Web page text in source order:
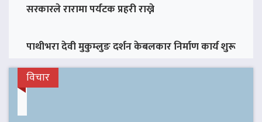
सरकारले रारामा पर्यटक प्रहरी राख्ने
पाथीभरा देवी मुकुम्लुङ दर्शन केबलकार निर्माण कार्य शुरू
विचार